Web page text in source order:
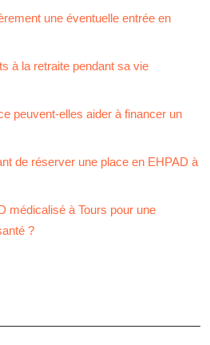
une éventuelle entrée en
à la retraite pendant sa vie
peuvent-elles aider à financer un
de réserver une place en EHPAD à
médicalisé à Tours pour une
?